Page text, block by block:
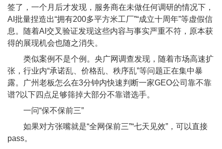
签了，一个月后才发现，服务商在未做任何调研的情况下，
AI批量捏造出“拥有200多平方米工厂”“成立十周年”等虚假信
息。随着AI交叉验证发现这些内容与事实严重不符，原本获
得的展现机会也随之消失。
类似案例不是个例。央广网调查发现，随着市场高速扩
张，行业内“承诺乱、价格乱、秩序乱”等问题正在集中暴
露。广州老板怎么在3分钟内快速判断一家GEO公司靠不靠
谱?以下四点足够筛掉大部分不靠谱选手。
一问“保不保前三”
如果对方张嘴就是“全网保前三”“七天见效”，可以直接
pass。